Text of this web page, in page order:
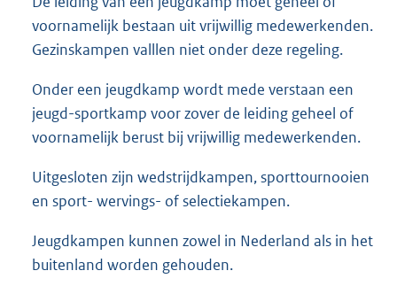
voornamelijk bestaan uit vrijwillig medewerkenden.
Gezinskampen valllen niet onder deze regeling.
Onder een jeugdkamp wordt mede verstaan een
jeugd-sportkamp voor zover de leiding geheel of
voornamelijk berust bij vrijwillig medewerkenden.
Uitgesloten zijn wedstrijdkampen, sporttournooien
en sport- wervings- of selectiekampen.
Jeugdkampen kunnen zowel in Nederland als in het
buitenland worden gehouden.